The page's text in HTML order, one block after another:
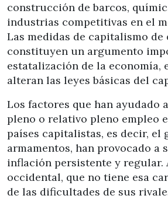
construcción de barcos,
industrias competitivas en el
Las medidas de capitalismo de
constituyen un argumento
estatalización de la economía,
alteran las leyes básicas del
Los factores que han ayudado
pleno o relativo pleno empleo
países capitalistas, es decir, el
armamentos, han provocado a
inflación persistente y regular.
occidental, que no tiene esa
de las dificultades de sus